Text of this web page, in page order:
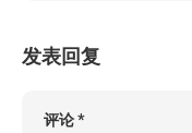
发表回复
评论*